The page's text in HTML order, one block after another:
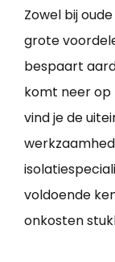
Zowel bij
grote
bespaart
komt neer op
vind je de
voldoende
onkosten